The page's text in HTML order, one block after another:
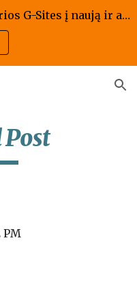
Skip to navigation
Tinklapis atsinaujino iš senorios G-Sites į naują ir atrodo kaip atrodo, jis bus atnaujintas ir pritaikytas naujai versijai - tad prašome kantrybės!
PM